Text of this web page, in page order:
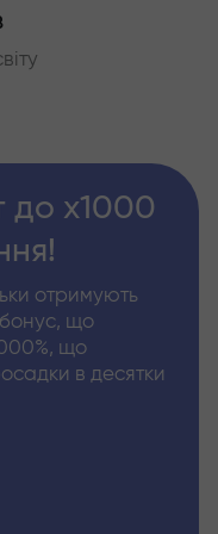
до х1000
отримують
що
що
в десятки